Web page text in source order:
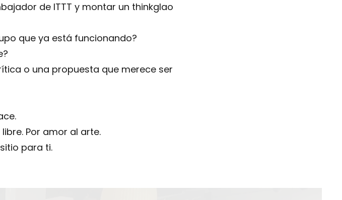
de ITTT y montar un thinkglao
que ya está funcionando?
o una propuesta que merece ser
Por amor al arte.
para ti.